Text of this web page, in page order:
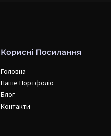
Корисні Посилання
Головна
Наше Портфоліо
Блог
Контакти